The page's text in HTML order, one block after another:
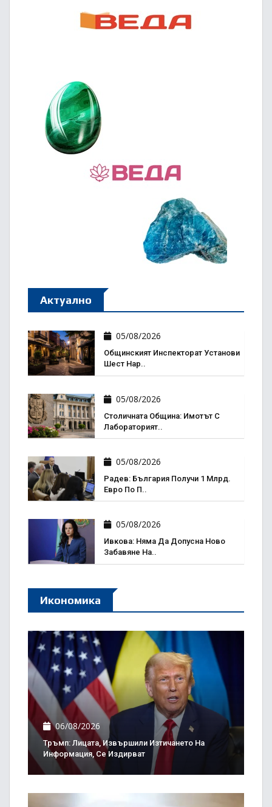
Актуално
05/08/2026
Общинският Инспекторат Установи
Шест Нар..
05/08/2026
Столичната Община: Имотът С
Лабораторият..
05/08/2026
Радев: България Получи 1 Млрд.
Евро По П..
05/08/2026
Ивкова: Няма Да Допусна Ново
Забавяне На..
Икономика
06/08/2026
Тръмп: Лицата, Извършили Изтичането На
Информация, Се Издирват